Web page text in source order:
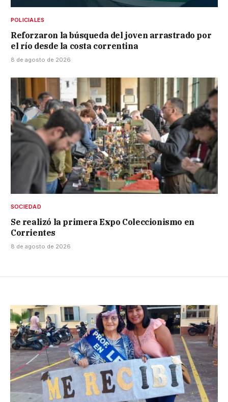
POLICIALES
Reforzaron la búsqueda del joven arrastrado por
el río desde la costa correntina
8 de agosto de 2026
SOCIEDAD
Se realizó la primera Expo Coleccionismo en
Corrientes
8 de agosto de 2026